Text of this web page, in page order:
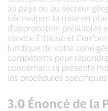
au pays ou au secteur
nécessitent la mise en
d’approbation préalables
service Éthique et
juridique de votre zone
compétents pour
concernant la présente
les procédures
3.0 Énoncé de la